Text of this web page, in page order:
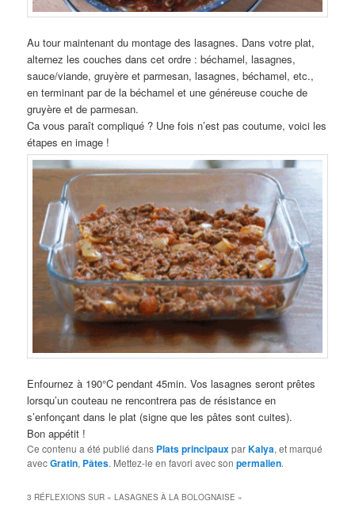
Au tour maintenant du montage des lasagnes. Dans votre plat,
alternez les couches dans cet ordre : béchamel, lasagnes,
sauce/viande, gruyère et parmesan, lasagnes, béchamel, etc.,
en terminant par de la béchamel et une généreuse couche de
gruyère et de parmesan.
Ca vous paraît compliqué ? Une fois n’est pas coutume, voici les
étapes en image !
Enfournez à 190°C pendant 45min. Vos lasagnes seront prêtes
lorsqu’un couteau ne rencontrera pas de résistance en
s’enfonçant dans le plat (signe que les pâtes sont cuites).
Bon appétit !
Ce contenu a été publié dans Plats principauxparKalya, et marqué
avecGratin, Pâtes. Mettez-le en favori avec sonpermalien.
3 RÉFLEXIONS SUR «LASAGNES À LA BOLOGNAISE »